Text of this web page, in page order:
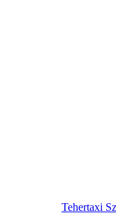
Tehertaxi